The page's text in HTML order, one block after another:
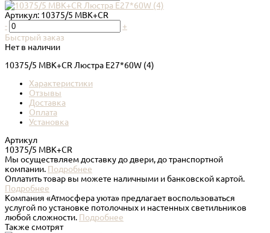
Артикул: 10375/5 MBK+CR
-
+
Быстрый заказ
Нет в наличии
10375/5 MBK+CR Люстра E27*60W (4)
Характеристики
Отзывы
Доставка
Оплата
Установка
Артикул
10375/5 MBK+CR
Мы осуществляем доставку до двери, до транспортной
компании. Подробнее
Оплатить товар вы можете наличными и банковской картой.
Подробнее
Компания «Атмосфера уюта» предлагает воспользоваться
услугой по установке потолочных и настенных светильников
любой сложности. Подробнее
Также смотрят